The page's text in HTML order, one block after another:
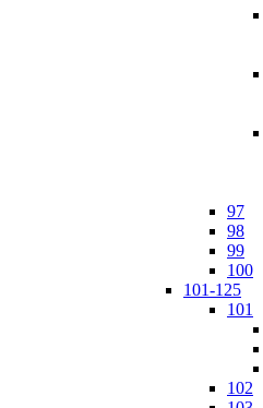
97
98
99
100
101-125
101
102